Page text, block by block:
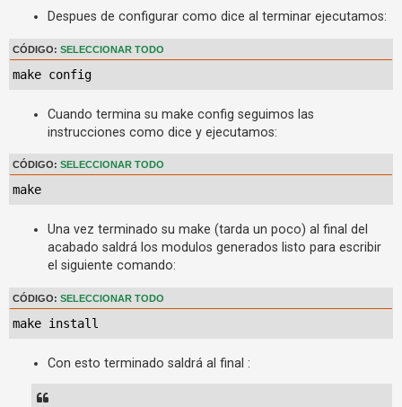
c
a
F
A
Q
Despues de configurar como dice al terminar ejecutamos:
CÓDIGO: SELECCIONAR TODO
make config
Cuando termina su make config seguimos las
instrucciones como dice y ejecutamos:
CÓDIGO: SELECCIONAR TODO
make
Una vez terminado su make (tarda un poco) al final del
acabado saldrá los modulos generados listo para escribir
el siguiente comando:
CÓDIGO: SELECCIONAR TODO
make install
Con esto terminado saldrá al final :